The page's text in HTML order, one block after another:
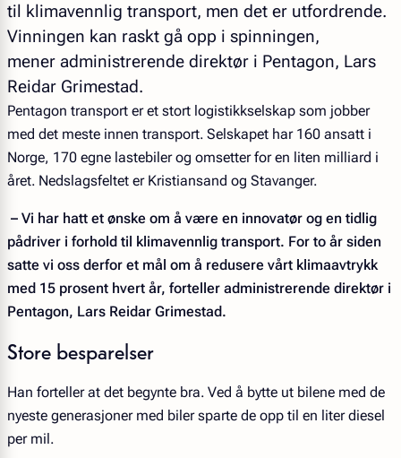
til klimavennlig transport, men det er utfordrende.
Vinningen kan raskt gå opp i spinningen,
mener administrerende direktør i Pentagon, Lars
Reidar Grimestad.
Pentagon transport er et stort logistikkselskap som jobber
med det meste innen transport. Selskapet har 160 ansatt i
Norge, 170 egne lastebiler og omsetter for en liten milliard i
året. Nedslagsfeltet er Kristiansand og Stavanger.
– Vi har hatt et ønske om å være en innovatør og en tidlig
pådriver i forhold til klimavennlig transport. For to år siden
satte vi oss derfor et mål om å redusere vårt klimaavtrykk
med 15 prosent hvert år, forteller administrerende direktør i
Pentagon, Lars Reidar Grimestad.
Store besparelser
Han forteller at det begynte bra. Ved å bytte ut bilene med de
nyeste generasjoner med biler sparte de opp til en liter diesel
per mil.